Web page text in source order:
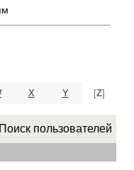
X Y [Z]
Поиск пользователей